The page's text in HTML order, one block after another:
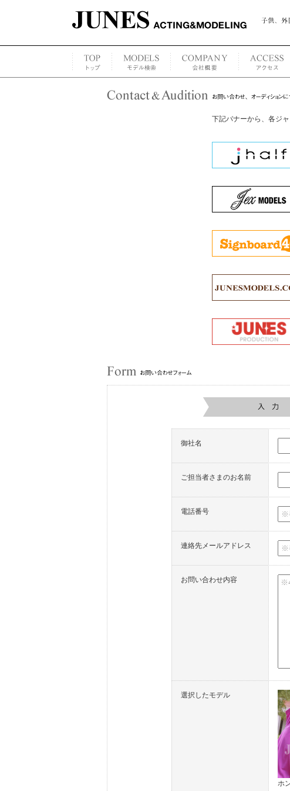
下記バナーから、各ジ
御社名
ご担当者さまのお名前
電話番号
連絡先メールアドレス
お問い合わせ内容
選択したモデル
ホ